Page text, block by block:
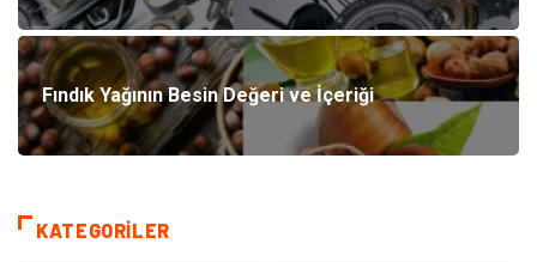
Fındık Yağının Besin Değeri ve İçeriği
KATEGORILER